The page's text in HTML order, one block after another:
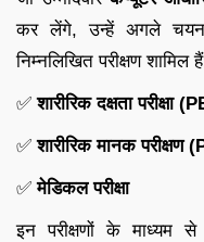
कर लेंगे, उन्हें अगले चयन
निम्नलिखित परीक्षण शामिल
✅शारीरिक दक्षता परीक्षा
✅शारीरिक मानक परीक्षण
✅मेडिकल परीक्षा
इन परीक्षणों के माध्यम से